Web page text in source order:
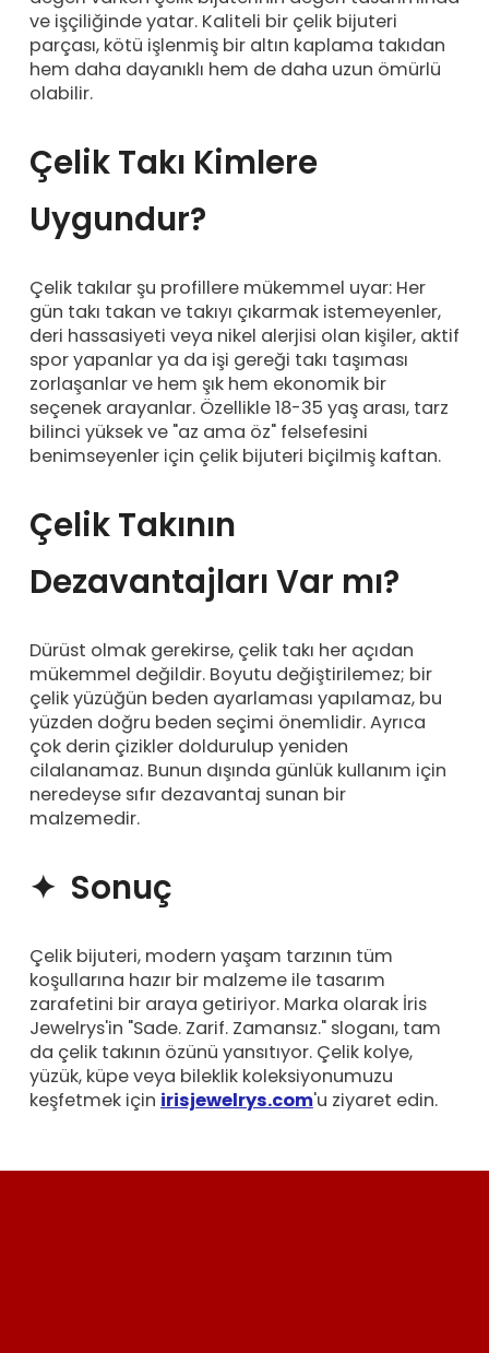
ve işçiliğinde yatar. Kaliteli bir çelik bijuteri
parçası, kötü işlenmiş bir altın kaplama takıdan
hem daha dayanıklı hem de daha uzun ömürlü
olabilir.
Çelik Takı Kimlere
Uygundur?
Çelik takılar şu profillere mükemmel uyar: Her
gün takı takan ve takıyı çıkarmak istemeyenler,
deri hassasiyeti veya nikel alerjisi olan kişiler, aktif
spor yapanlar ya da işi gereği takı taşıması
zorlaşanlar ve hem şık hem ekonomik bir
seçenek arayanlar. Özellikle 18-35 yaş arası, tarz
bilinci yüksek ve "az ama öz" felsefesini
benimseyenler için çelik bijuteri biçilmiş kaftan.
Çelik Takının
Dezavantajları Var mı?
Dürüst olmak gerekirse, çelik takı her açıdan
mükemmel değildir. Boyutu değiştirilemez; bir
çelik yüzüğün beden ayarlaması yapılamaz, bu
yüzden doğru beden seçimi önemlidir. Ayrıca
çok derin çizikler doldurulup yeniden
cilalanamaz. Bunun dışında günlük kullanım için
neredeyse sıfır dezavantaj sunan bir
malzemedir.
✦ Sonuç
Çelik bijuteri, modern yaşam tarzının tüm
koşullarına hazır bir malzeme ile tasarım
zarafetini bir araya getiriyor. Marka olarak İris
Jewelrys'in "Sade. Zarif. Zamansız." sloganı, tam
da çelik takının özünü yansıtıyor. Çelik kolye,
yüzük, küpe veya bileklik koleksiyonumuzu
keşfetmek için irisjewelrys.com'u ziyaret edin.